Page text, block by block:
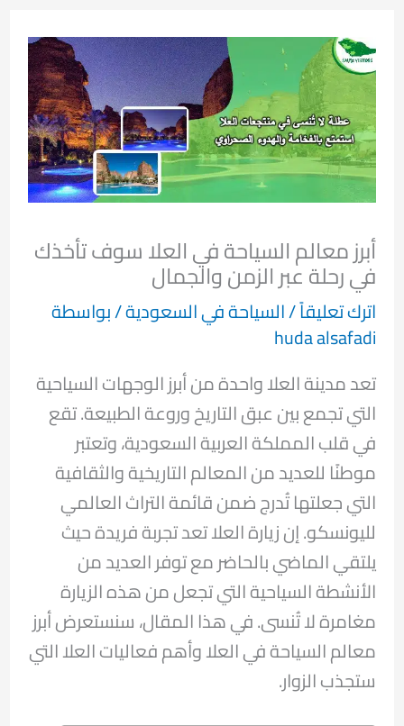
أبرز معالم السياحة في العلا سوف تأخذك
في رحلة عبر الزمن والجمال
اترك تعليقاً/السياحة في السعودية/ بواسطة
huda alsafadi
تعد مدينة العلا واحدة من أبرز الوجهات السياحية
التي تجمع بين عبق التاريخ وروعة الطبيعة. تقع
في قلب المملكة العربية السعودية، وتعتبر
موطنًا للعديد من المعالم التاريخية والثقافية
التي جعلتها تُدرج ضمن قائمة التراث العالمي
لليونسكو. إن زيارة العلا تعد تجربة فريدة حيث
يلتقي الماضي بالحاضر مع توفر العديد من
الأنشطة السياحية التي تجعل من هذه الزيارة
مغامرة لا تُنسى. في هذا المقال، سنستعرض أبرز
معالم السياحة في العلا وأهم فعاليات العلا التي
ستجذب الزوار.